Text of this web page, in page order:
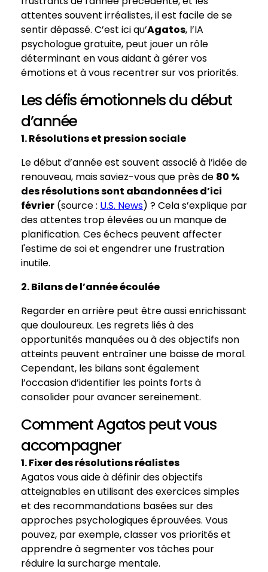
attentes souvent irréalistes, il est facile de se
sentir dépassé. C’est ici qu’Agatos, l’IA
psychologue gratuite, peut jouer un rôle
déterminant en vous aidant à gérer vos
émotions et à vous recentrer sur vos priorités.
Les défis émotionnels du début
d’année
1. Résolutions et pression sociale
Le début d’année est souvent associé à l’idée de
renouveau, mais saviez-vous que près de 80 %
des résolutions sont abandonnées d’ici
février (source : U.S. News) ? Cela s’explique par
des attentes trop élevées ou un manque de
planification. Ces échecs peuvent affecter
l'estime de soi et engendrer une frustration
inutile.
2. Bilans de l’année écoulée
Regarder en arrière peut être aussi enrichissant
que douloureux. Les regrets liés à des
opportunités manquées ou à des objectifs non
atteints peuvent entraîner une baisse de moral.
Cependant, les bilans sont également
l’occasion d’identifier les points forts à
consolider pour avancer sereinement.
Comment Agatos peut vous
accompagner
1. Fixer des résolutions réalistes
Agatos vous aide à définir des objectifs
atteignables en utilisant des exercices simples
et des recommandations basées sur des
approches psychologiques éprouvées. Vous
pouvez, par exemple, classer vos priorités et
apprendre à segmenter vos tâches pour
réduire la surcharge mentale.